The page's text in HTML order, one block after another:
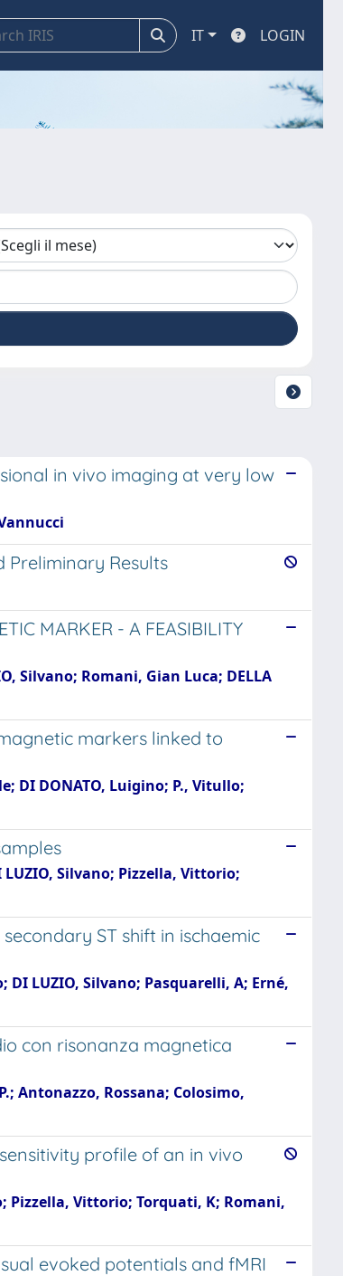
IT LOGIN
in vivo imaging at very low
Preliminary Results
MARKER - A FEASIBILITY
Silvano; Romani, Gian Luca; DELLA
markers linked to
DI DONATO, Luigino; P., Vitullo;
LUZIO, Silvano; Pizzella, Vittorio;
ST shift in ischaemic
DI LUZIO, Silvano; Pasquarelli, A; Erné,
con risonanza magnetica
Antonazzo, Rossana; Colosimo,
profile of an in vivo
Pizzella, Vittorio; Torquati, K; Romani,
evoked potentials and fMRI